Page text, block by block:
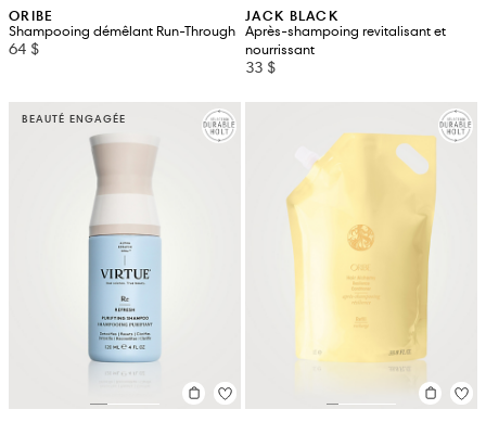
ORIBE
Shampooing démêlant Run-Through
64 $
JACK BLACK
Après-shampoing revitalisant et
nourrissant
33 $
BEAUTÉ ENGAGÉE